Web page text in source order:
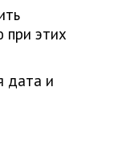
при этих
дата и